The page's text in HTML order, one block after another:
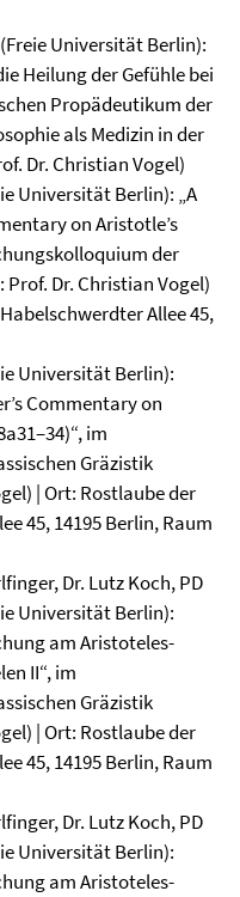
Universität Berlin):
Heilung der Gefühle bei
Propädeutikum der
als Medizin in der
Dr. Christian Vogel)
Universität Berlin): „A
on Aristotle’s
der
Dr. Christian Vogel)
Allee 45,
Universität Berlin):
Commentary on
im
Gräzistik
| Ort: Rostlaube der
45, 14195 Berlin, Raum
Dr. Lutz Koch, PD
Universität Berlin):
am Aristoteles-
II“, im
Gräzistik
| Ort: Rostlaube der
45, 14195 Berlin, Raum
Dr. Lutz Koch, PD
Universität Berlin):
am Aristoteles-